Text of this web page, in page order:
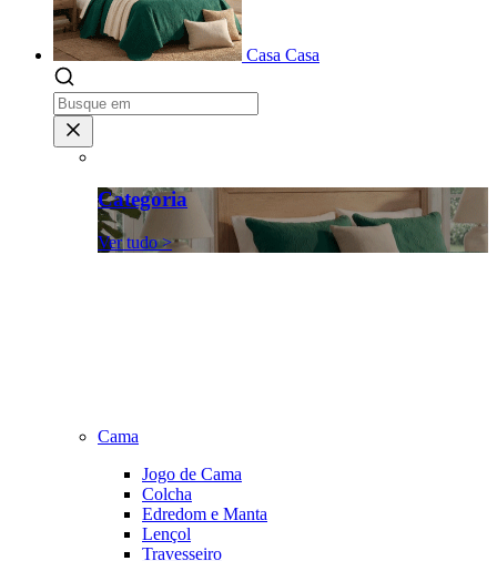
Casa Casa
Categoria
Ver tudo >
Cama
Jogo de Cama
Colcha
Edredom e Manta
Lençol
Travesseiro